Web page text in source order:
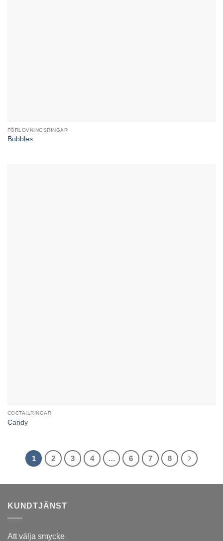
FÖRLOVNINGSRINGAR
Bubbles
COCTAILRINGAR
Candy
1 2 3 4 … 6 7 8
KUNDTJÄNST
Att välja smycke